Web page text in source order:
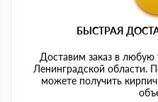
БЫСТРАЯ
Доставим заказ в любую
Ленинградской области.
можете получить